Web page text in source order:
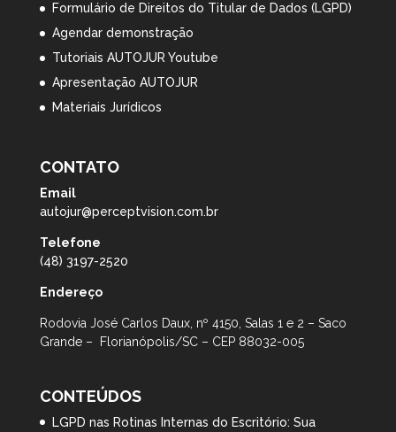
Formulário de Direitos do Titular de Dados (LGPD)
Agendar demonstração
Tutoriais AUTOJUR Youtube
Apresentação AUTOJUR
Materiais Jurídicos
CONTATO
Email
autojur@perceptvision.com.br
Telefone
(48) 3197-2520
Endereço
Rodovia José Carlos Daux, nº 4150, Salas 1 e 2 – Saco
Grande – Florianópolis/SC – CEP 88032-005
CONTEÚDOS
LGPD nas Rotinas Internas do Escritório: Sua